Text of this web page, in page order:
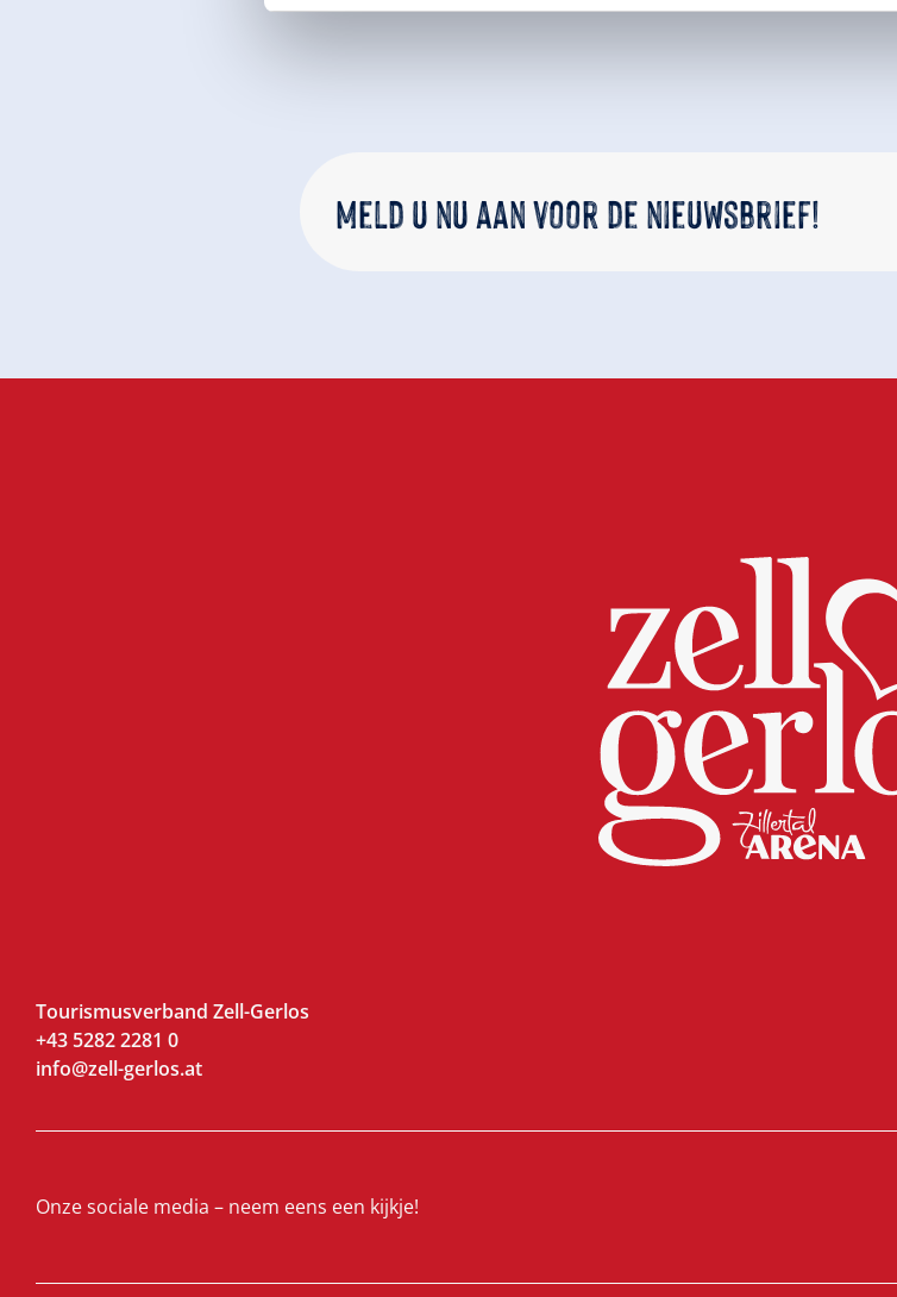
Meld u nu aan voor de nieuwsbrief!
Tourismusverband Zell-Gerlos
+43 5282 2281 0
info@zell-gerlos.at
Onze sociale media – neem eens een kijkje!